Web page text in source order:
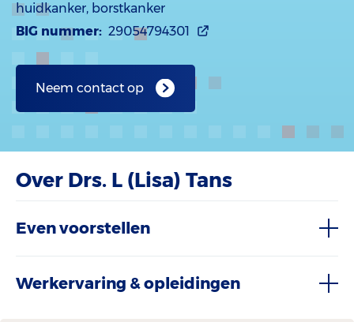
huidkanker, borstkanker
BIG nummer: 29054794301
Neem contact op
Over Drs. L (Lisa) Tans
Even voorstellen
Werkervaring & opleidingen